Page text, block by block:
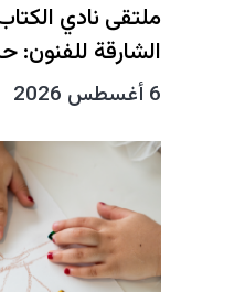
ملتقى نادي
الشارقة للفنون:
6 أغسطس 2026